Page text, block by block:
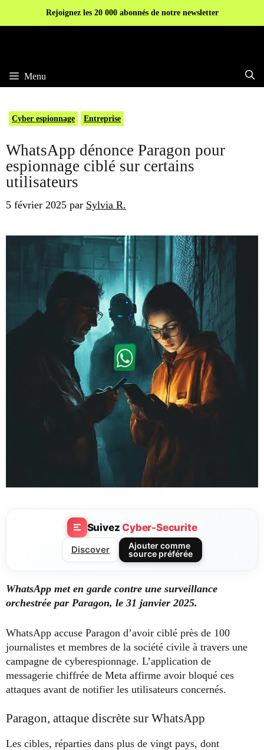
Rejoignez les 20 000 abonnés de notre newsletter
Menu
Cyber espionnage Entreprise
WhatsApp dénonce Paragon pour
espionnage ciblé sur certains
utilisateurs
5 février 2025 par Sylvia R.
SuivezCyber-Securite
Discover
Ajouter comme
source préférée
WhatsApp met en garde contre une surveillance
orchestrée par Paragon, le 31 janvier 2025.
WhatsApp accuse Paragon d’avoir ciblé près de 100
journalistes et membres de la société civile à travers une
campagne de cyberespionnage. L’application de
messagerie chiffrée de Meta affirme avoir bloqué ces
attaques avant de notifier les utilisateurs concernés.
Paragon, attaque discrète sur WhatsApp
Les cibles, réparties dans plus de vingt pays, dont